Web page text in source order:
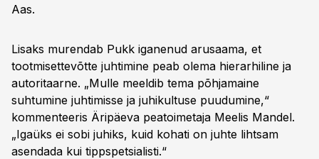
Aas.
Lisaks murendab Pukk iganenud arusaama, et
tootmisettevõtte juhtimine peab olema hierarhiline ja
autoritaarne. „Mulle meeldib tema põhjamaine
suhtumine juhtimisse ja juhikultuse puudumine,“
kommenteeris Äripäeva peatoimetaja Meelis Mandel.
„Igaüks ei sobi juhiks, kuid kohati on juhte lihtsam
asendada kui tippspetsialisti.“